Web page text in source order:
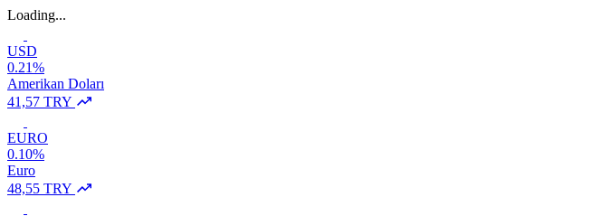
Loading...
USD
0.21%
Amerikan Doları
41,57 TRY
EURO
0.10%
Euro
48,55 TRY